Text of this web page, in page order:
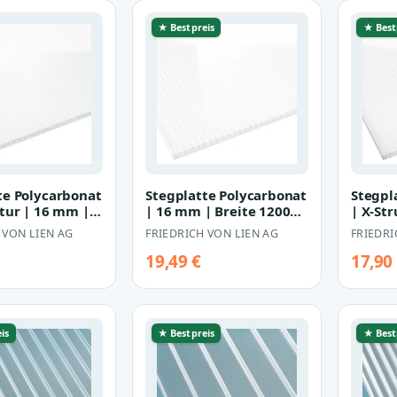
Polycarbonat
| 16 mm |
mm | opal-
LIEN AG
★ Bestpreis
Stegplatte Polycarbonat
| 16 mm | Breite 1200
mm | opal-weiß
FRIEDRICH VON LIEN AG
19,49 €
★
| X-
Breite
17,90
★ Bestpreis ★